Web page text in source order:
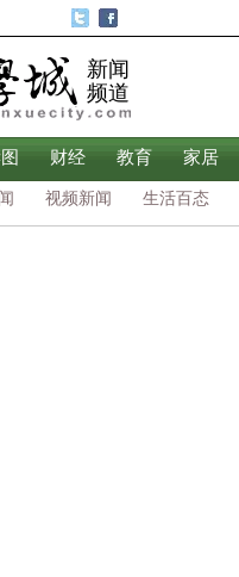
新闻
频道
财经 教育 家居
视频新闻 生活百态